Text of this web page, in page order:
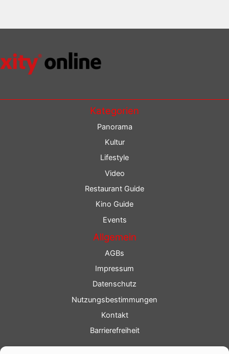
Kategorien
Panorama
Kultur
Lifestyle
Video
Restaurant Guide
Kino Guide
Events
Allgemein
AGBs
Impressum
Datenschutz
Nutzungsbestimmungen
Kontakt
Barrierefreiheit